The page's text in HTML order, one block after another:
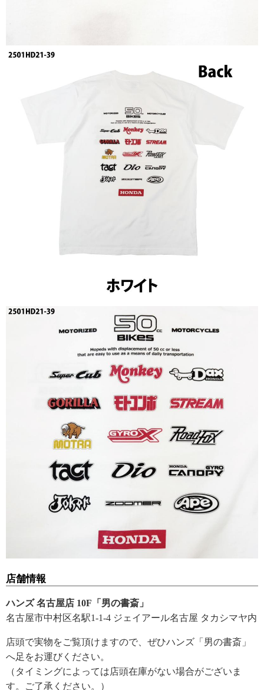
店舗情報
ハンズ 名古屋店 10F「男の書斎」
名古屋市中村区名駅1-1-4 ジェイアール名古屋 タカシマヤ内
店頭で実物をご覧頂けますので、ぜひハンズ「男の書斎」
へ足をお運びください。
（タイミングによっては店頭在庫がない場合がございま
す。ご了承ください。）